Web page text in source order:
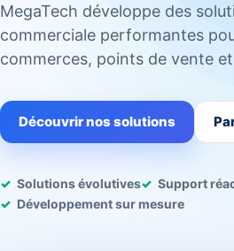
MegaTech développe des
commerciale performantes
commerces, points de vente
Découvrir nos solutions
Solutions évolutives
Support
Développement sur mesure